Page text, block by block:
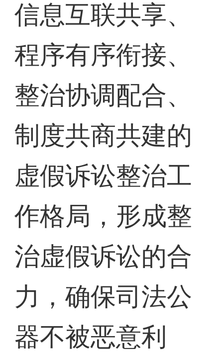
信息互联共享、
程序有序衔接、
整治协调配合、
制度共商共建的
虚假诉讼整治工
作格局，形成整
治虚假诉讼的合
力，确保司法公
器不被恶意利